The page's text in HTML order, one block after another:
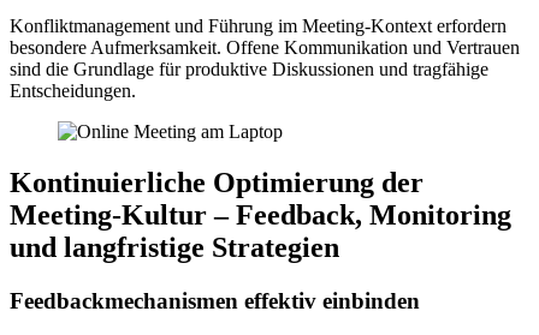
Konfliktmanagement und Führung im Meeting-Kontext erfordern
besondere Aufmerksamkeit. Offene Kommunikation und Vertrauen
sind die Grundlage für produktive Diskussionen und tragfähige
Entscheidungen.
Kontinuierliche Optimierung der
Meeting-Kultur – Feedback, Monitoring
und langfristige Strategien
Feedbackmechanismen effektiv einbinden